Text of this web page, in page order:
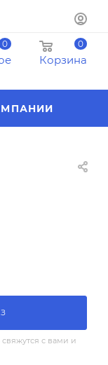
0 0
Корзина
с вами и